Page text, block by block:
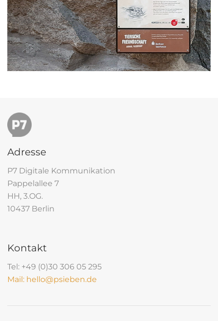
Konzeption Visualisierung
Adresse
P7 Digitale Kommunikation
Pappelallee 7
HH, 3.OG.
10437 Berlin
Kontakt
Tel: +49 (0)30 306 05 295
Mail: hello@psieben.de